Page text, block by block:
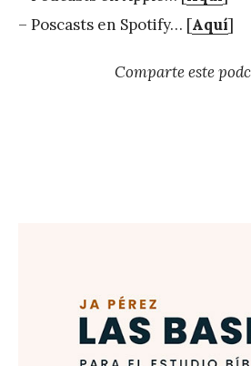
– Poscasts en Spotify… [Aquí]
Comparte este